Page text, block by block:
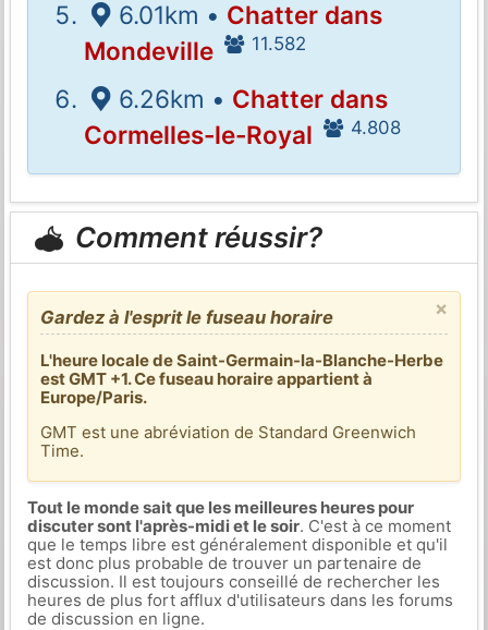
6.01km • Chatter dans
Mondeville
11.582
6.26km • Chatter dans
Cormelles-le-Royal
4.808
Comment réussir?
×
Gardez à l'esprit le fuseau horaire
L'heure locale de Saint-Germain-la-Blanche-Herbe
est GMT +1. Ce fuseau horaire appartient à
Europe/Paris.
GMT est une abréviation de Standard Greenwich
Time.
Tout le monde sait que les meilleures heures pour
discuter sont l'après-midi et le soir. C'est à ce moment
que le temps libre est généralement disponible et qu'il
est donc plus probable de trouver un partenaire de
discussion. Il est toujours conseillé de rechercher les
heures de plus fort afflux d'utilisateurs dans les forums
de discussion en ligne.